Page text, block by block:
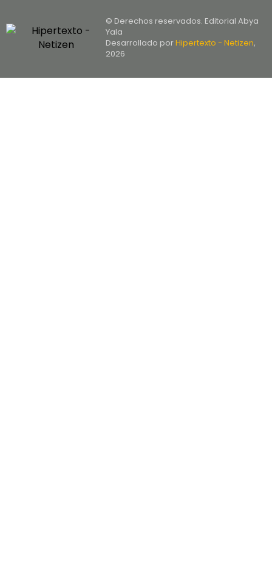
© Derechos reservados. Editorial Abya
Yala
Desarrollado porHipertexto - Netizen,
2026